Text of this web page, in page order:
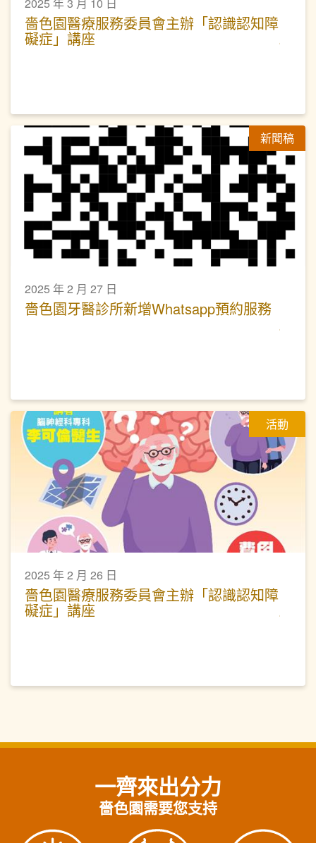
嗇色園醫療服務委員會主辦「認識認知障
礙症」講座
新聞稿
2025 年 2 月 27 日
嗇色園牙醫診所新增Whatsapp預約服務
活動
2025 年 2 月 26 日
嗇色園醫療服務委員會主辦「認識認知障
礙症」講座
一齊來出分力
嗇色園需要您支持